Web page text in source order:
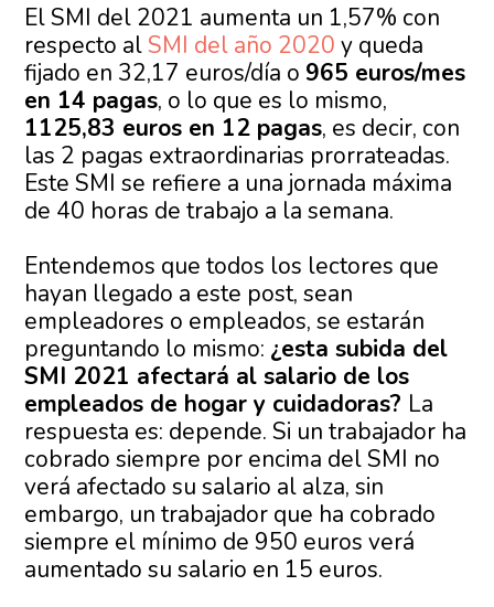
El SMI del 2021 aumenta un 1,57% con
respecto al SMI del año 2020 y queda
fijado en 32,17 euros/día o 965 euros/mes
en 14 pagas, o lo que es lo mismo,
1125,83 euros en 12 pagas, es decir, con
las 2 pagas extraordinarias prorrateadas.
Este SMI se refiere a una jornada máxima
de 40 horas de trabajo a la semana.
Entendemos que todos los lectores que
hayan llegado a este post, sean
empleadores o empleados, se estarán
preguntando lo mismo: ¿esta subida del
SMI 2021 afectará al salario de los
empleados de hogar y cuidadoras? La
respuesta es: depende. Si un trabajador ha
cobrado siempre por encima del SMI no
verá afectado su salario al alza, sin
embargo, un trabajador que ha cobrado
siempre el mínimo de 950 euros verá
aumentado su salario en 15 euros.